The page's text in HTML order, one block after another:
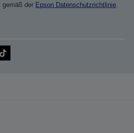
gemäß der Epson Datenschutzrichtlinie